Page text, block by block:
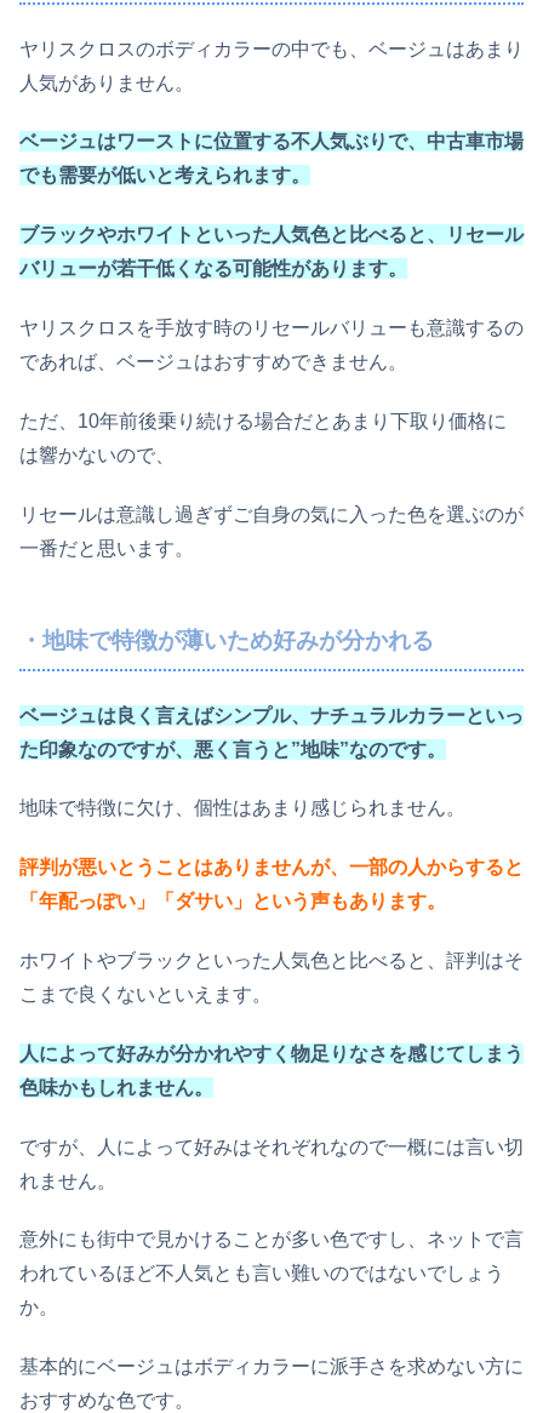
ヤリスクロスのボディカラーの中でも、ベージュはあまり
人気がありません。
ベージュはワーストに位置する不人気ぶりで、中古車市場
でも需要が低いと考えられます。
ブラックやホワイトといった人気色と比べると、リセール
バリューが若干低くなる可能性があります。
ヤリスクロスを手放す時のリセールバリューも意識するの
であれば、ベージュはおすすめできません。
ただ、10年前後乗り続ける場合だとあまり下取り価格に
は響かないので、
リセールは意識し過ぎずご自身の気に入った色を選ぶのが
一番だと思います。
・地味で特徴が薄いため好みが分かれる
ベージュは良く言えばシンプル、ナチュラルカラーといっ
た印象なのですが、悪く言うと”地味”なのです。
地味で特徴に欠け、個性はあまり感じられません。
評判が悪いとうことはありませんが、一部の人からすると
「年配っぽい」「ダサい」という声もあります。
ホワイトやブラックといった人気色と比べると、評判はそ
こまで良くないといえます。
人によって好みが分かれやすく物足りなさを感じてしまう
色味かもしれません。
ですが、人によって好みはそれぞれなので一概には言い切
れません。
意外にも街中で見かけることが多い色ですし、ネットで言
われているほど不人気とも言い難いのではないでしょう
か。
基本的にベージュはボディカラーに派手さを求めない方に
おすすめな色です。